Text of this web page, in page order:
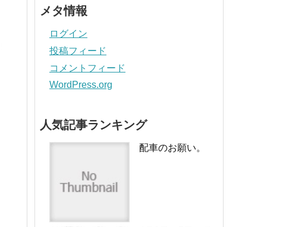
メタ情報
ログイン
投稿フィード
コメントフィード
WordPress.org
人気記事ランキング
配車のお願い。